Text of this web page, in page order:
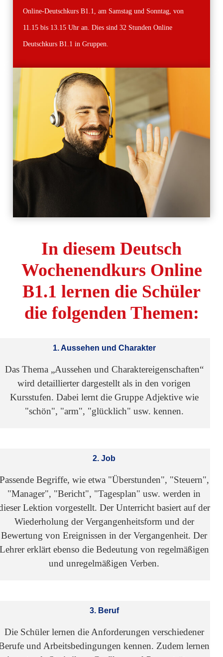
Online-Deutschkurs B1.1, am Samstag und Sonntag, von
11.15 bis 13.15 Uhr an. Dies sind 32 Stunden Online
Deutschkurs B1.1 in Gruppen.
In diesem Deutsch
Wochenendkurs Online
B1.1 lernen die Schüler
die folgenden Themen:
1. Aussehen und Charakter
Das Thema „Aussehen und Charaktereigenschaften“
wird detaillierter dargestellt als in den vorigen
Kursstufen. Dabei lernt die Gruppe Adjektive wie
"schön", "arm", "glücklich" usw. kennen.
2. Job
Begriffe, wie etwa "Überstunden", "Steuern",
"Manager", "Bericht", "Tagesplan" usw. werden in
Lektion vorgestellt. Der Unterricht basiert auf der
Wiederholung der Vergangenheitsform und der
Bewertung von Ereignissen in der Vergangenheit. Der
erklärt ebenso die Bedeutung von regelmäßigen
und unregelmäßigen Verben.
3. Beruf
Die Schüler lernen die Anforderungen verschiedener
und Arbeitsbedingungen kennen. Zudem lernen